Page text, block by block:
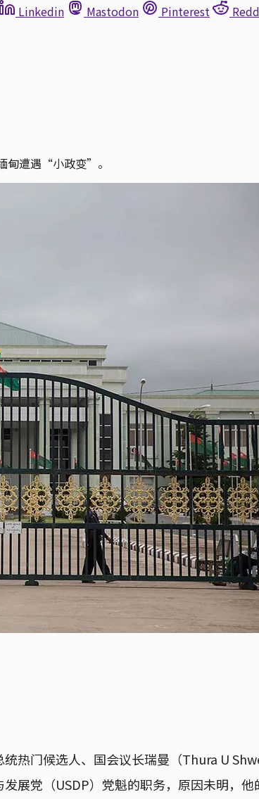
Linkedin Mastodon Pinterest
甸遭遇“小政变”。
热门候选人、国会议长瑞曼（Thura U
展党（USDP）党魁的职务，原因未明，